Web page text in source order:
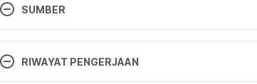
SUMBER
everyday Diakses pada 16 Mei 2017
RIWAYAT PENGERJAAN